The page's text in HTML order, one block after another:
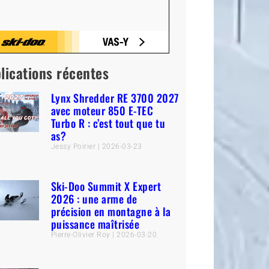
récentes
Lynx Shredder RE 3700 2027
avec moteur 850 E-TEC
Turbo R : c’est tout que tu
as?
Jessy Poirier 2026-03-23
Ski-Doo Summit X Expert
2026 : une arme de
précision en montagne à la
puissance maîtrisée
Pierre-Olivier Roy 2026-03-20